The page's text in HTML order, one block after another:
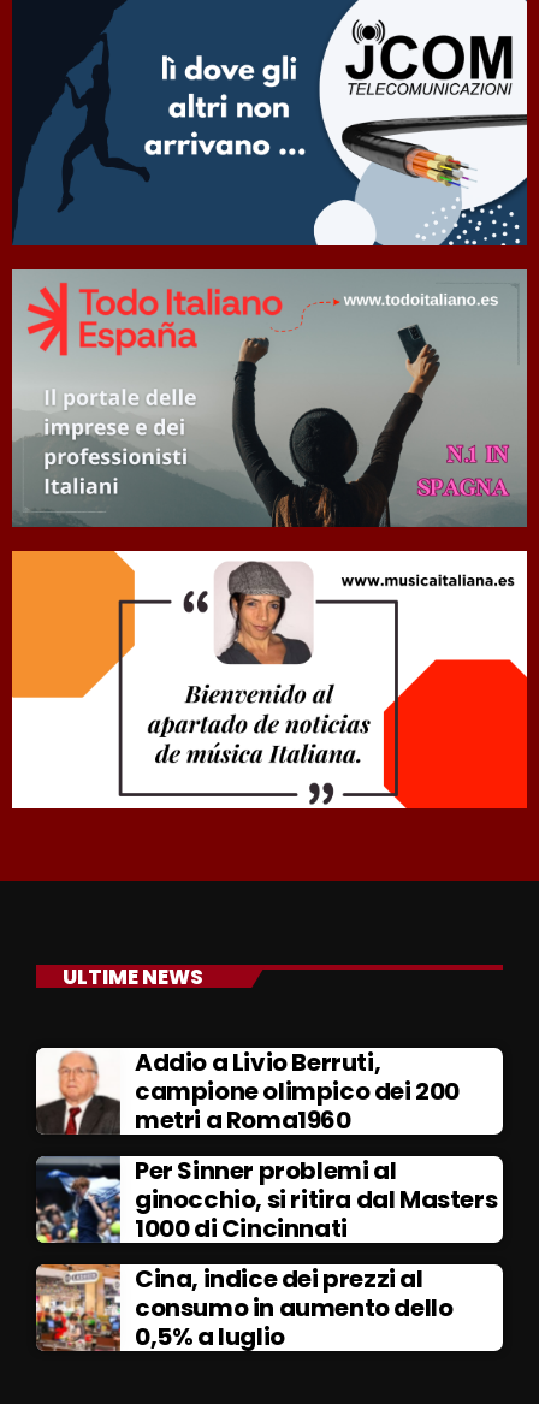
ULTIME NEWS
Addio a Livio Berruti,
campione olimpico dei 200
metri a Roma1960
Per Sinner problemi al
ginocchio, si ritira dal Masters
1000 di Cincinnati
Cina, indice dei prezzi al
consumo in aumento dello
0,5% a luglio